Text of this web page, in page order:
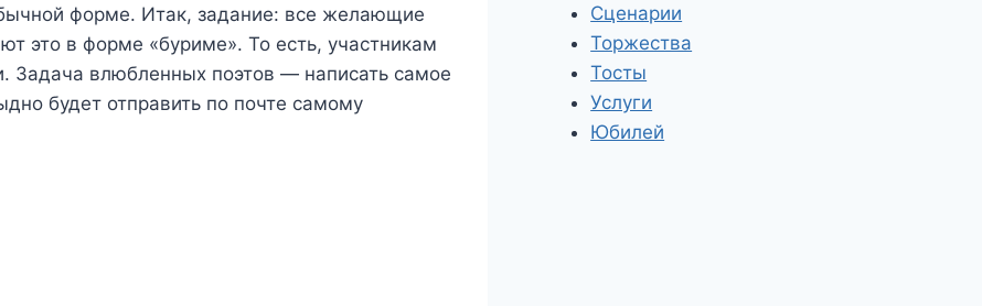
форме. Итак, задание: все желающие
это в форме «буриме». То есть, участникам
Задача влюбленных поэтов — написать самое
будет отправить по почте самому
Сценарии
Торжества
Тосты
Услуги
Юбилей